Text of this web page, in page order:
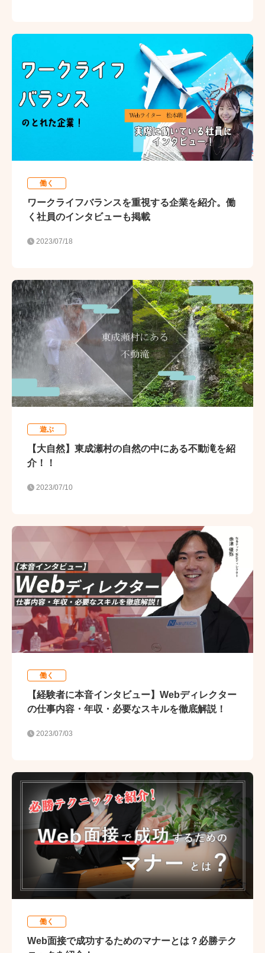
働く
ワークライフバランスを重視する企業を紹介。働
く社員のインタビューも掲載
2023/07/18
遊ぶ
【大自然】東成瀬村の自然の中にある不動滝を紹
介！！
2023/07/10
働く
【経験者に本音インタビュー】Webディレクター
の仕事内容・年収・必要なスキルを徹底解説！
2023/07/03
働く
Web面接で成功するためのマナーとは？必勝テク